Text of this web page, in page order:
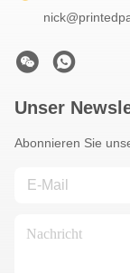
Unser
Abonnieren Sie